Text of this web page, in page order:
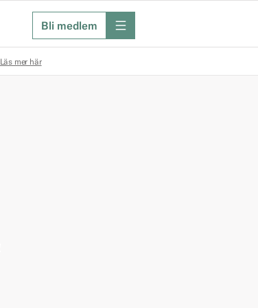
Bli medlem meny
Läs mer här